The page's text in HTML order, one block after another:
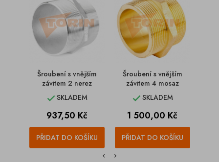
Šroubení s vnějším
závitem 2 nerez
SKLADEM
Cena
937,50 Kč
PŘIDAT DO KOŠÍKU
Šroubení s vnějším
závitem 4 mosaz
SKLADEM
Cena
1 500,00 Kč
PŘIDAT DO KOŠÍKU